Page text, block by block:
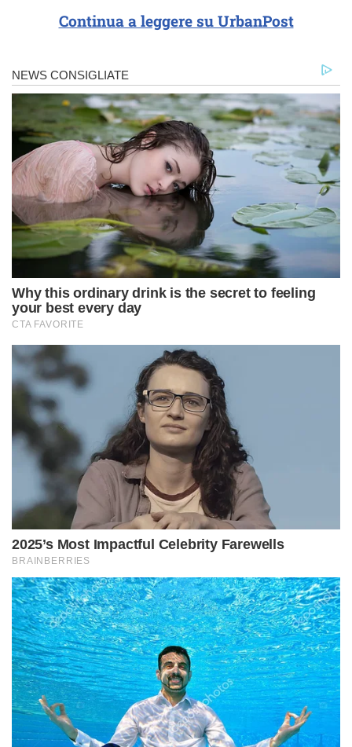
Continua a leggere su UrbanPost